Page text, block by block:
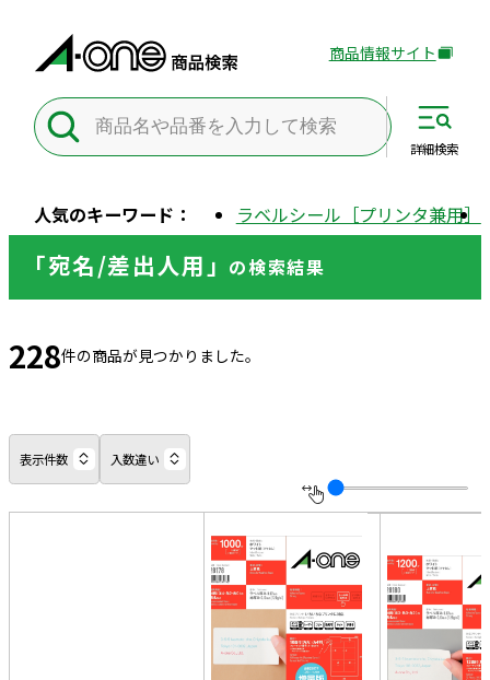
外
サ
別
ン
す
商品情報サイト
人気のキーワード： ラベルシール［プリンタ兼用］
詳細検索
「宛名/差出人用」 の検索結果
228件の商品が見つかりました。
表示件数 入数違い